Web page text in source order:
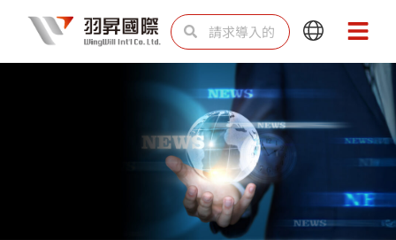
内
SearchSearch
Main
Menu
Main
Menu